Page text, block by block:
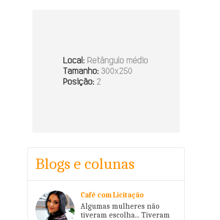
Blogs e colunas
Café com Licitação
Algumas mulheres não
tiveram escolha... Tiveram